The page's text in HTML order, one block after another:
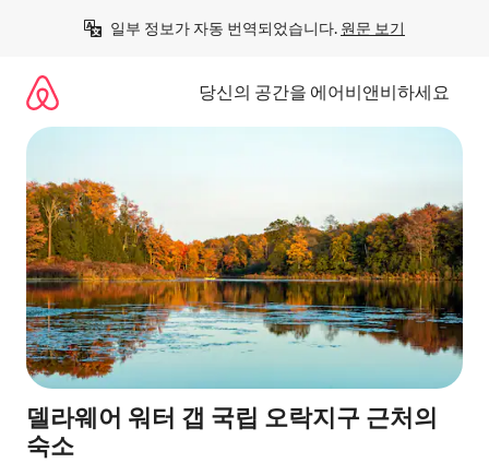
일부 정보가 자동 번역되었습니다. 원문 보기
당신의 공간을 에어비앤비하세요
델라웨어 워터 갭 국립 오락지구 근처의
숙소